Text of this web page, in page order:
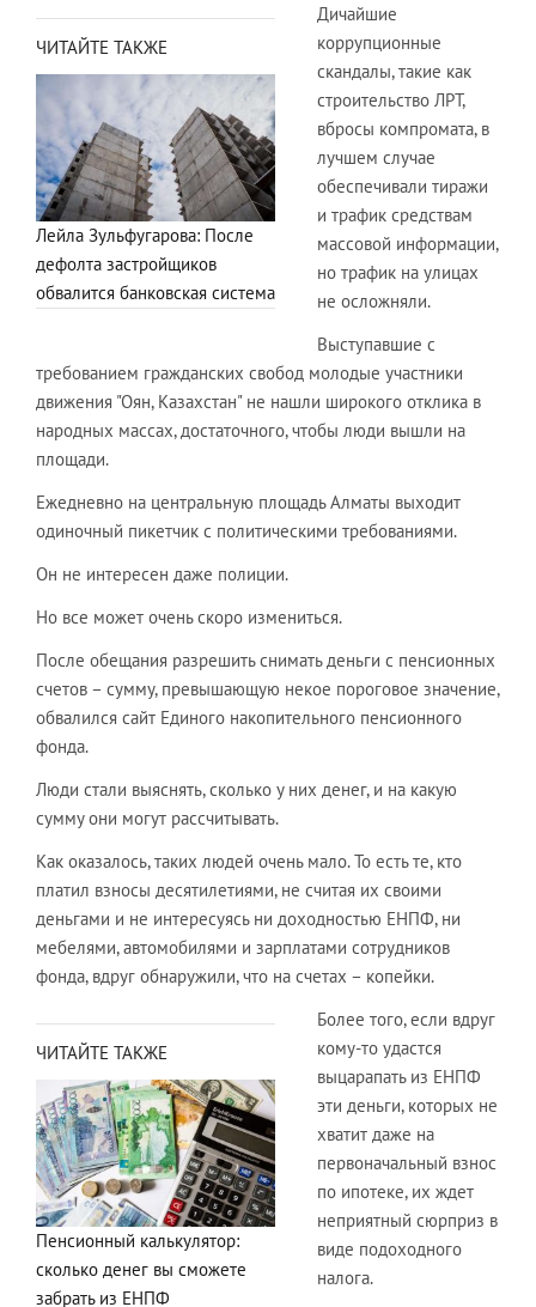
ЧИТАЙТЕ ТАКЖЕ
Лейла Зульфугарова: После
дефолта застройщиков
обвалится банковская система
Дичайшие
коррупционные
скандалы, такие как
строительство ЛРТ,
вбросы компромата, в
лучшем случае
обеспечивали тиражи
и трафик средствам
массовой информации,
но трафик на улицах
не осложняли.
Выступавшие с
требованием гражданских свобод молодые участники
движения "Оян, Казахстан" не нашли широкого отклика в
народных массах, достаточного, чтобы люди вышли на
площади.
Ежедневно на центральную площадь Алматы выходит
одиночный пикетчик с политическими требованиями.
Он не интересен даже полиции.
Но все может очень скоро измениться.
После обещания разрешить снимать деньги с пенсионных
счетов – сумму, превышающую некое пороговое значение,
обвалился сайт Единого накопительного пенсионного
фонда.
Люди стали выяснять, сколько у них денег, и на какую
сумму они могут рассчитывать.
Как оказалось, таких людей очень мало. То есть те, кто
платил взносы десятилетиями, не считая их своими
деньгами и не интересуясь ни доходностью ЕНПФ, ни
мебелями, автомобилями и зарплатами сотрудников
фонда, вдруг обнаружили, что на счетах – копейки.
ЧИТАЙТЕ ТАКЖЕ
Пенсионный калькулятор:
сколько денег вы сможете
забрать из ЕНПФ
Более того, если вдруг
кому-то удастся
выцарапать из ЕНПФ
эти деньги, которых не
хватит даже на
первоначальный взнос
по ипотеке, их ждет
неприятный сюрприз в
виде подоходного
налога.